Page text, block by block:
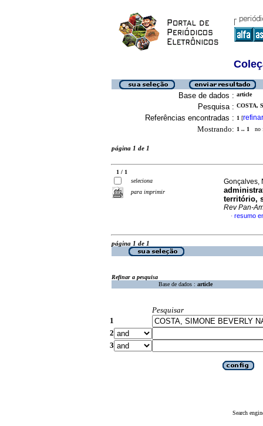
Base de dados : article
Pesquisa : COSTA,
Referências encontradas : 1 [refinar
Mostrando: 1 .. 1 no
página 1 de 1
1 / 1
seleciona
para imprimir
Gonçalves,
território,
Rev Pan-
· resumo
página 1 de 1
Refinar a pesquisa
Base de dados : article
Pesquisar
1
2
3
Search